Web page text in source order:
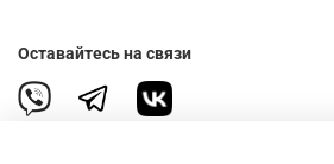
Оставайтесь на связи